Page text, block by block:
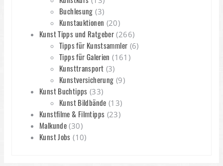
Buchlesung (3)
Kunstauktionen (20)
Kunst Tipps und Ratgeber (266)
Tipps für Kunstsammler (6)
Tipps für Galerien (161)
Kunsttransport (3)
Kunstversicherung (9)
Kunst Buchtipps (33)
Kunst Bildbände (13)
Kunstfilme & Filmtipps (23)
Malkunde (30)
Kunst Jobs (10)